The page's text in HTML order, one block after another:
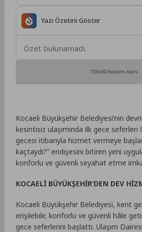
Yazı Özetini Göster
Özet bulunamadı.
Kocaeli Büyükşehir Belediyesi’nin
kesintisiz ulaşımında ilk gece
gecesi itibarıyla hizmet vermeye
kaçtaydı?” endişesini bitiren yeni
konforlu ve güvenli seyahat etme
KOCAELİ BÜYÜKŞEHİR’DEN DEV
Kocaeli Büyükşehir Belediyesi, kent
erişilebilir, konforlu ve güvenli hâle
gece seferlerini başlattı. Ulaşım Dairesi